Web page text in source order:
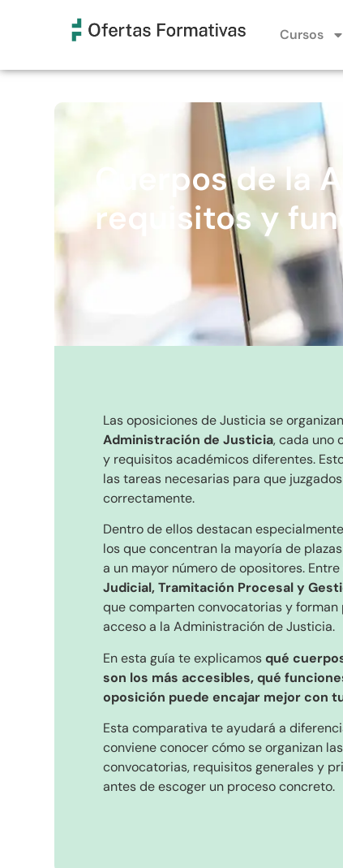
Cursos
Cuerpos de la
requisitos y
Las oposiciones de Justicia se
Administración de Justicia, cada uno
y requisitos académicos diferentes.
las tareas necesarias para que
correctamente.
Dentro de ellos destacan
los que concentran la mayoría de
a un mayor número de opositores.
Judicial, Tramitación Procesal y
que comparten convocatorias y
acceso a la Administración de Justicia.
En esta guía te explicamosqué
son los más accesibles, qué
oposición puede encajar mejor con
Esta comparativa te ayudará a
conviene conocer cómo se organizan las
convocatorias, requisitos generales y
antes de escoger un proceso concreto.